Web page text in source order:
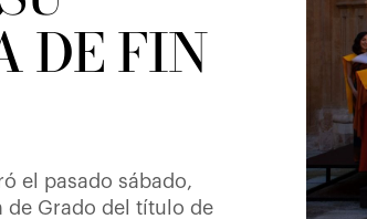
DE FIN
el pasado sábado,
de Grado del título de